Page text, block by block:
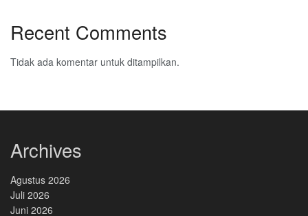
Recent Comments
Tidak ada komentar untuk ditampilkan.
Archives
Agustus 2026
Juli 2026
Juni 2026